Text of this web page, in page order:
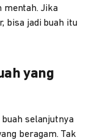
mentah. Jika
bisa jadi buah itu
yang
selanjutnya
beragam. Tak